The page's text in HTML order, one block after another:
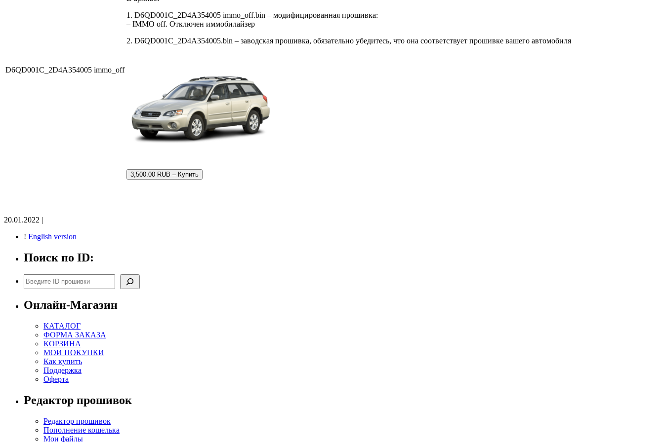
D6QD001C_2D4A354005 immo_off
1. D6QD001C_2D4A354005 immo_off.bin – модифицированная прошивка:
– IMMO off. Отключен иммобилайзер
2. D6QD001C_2D4A354005.bin – заводская прошивка, обязательно убедитесь, что она соответствует прошивке вашего автомобиля
3,500.00 RUB – Купить
20.01.2022 |
! English version
Поиск по ID:
Поиск
Онлайн-Магазин
КАТАЛОГ
ФОРМА ЗАКАЗА
КОРЗИНА
МОИ ПОКУПКИ
Как купить
Поддержка
Оферта
Редактор прошивок
Редактор прошивок
Пополнение кошелька
Мои файлы